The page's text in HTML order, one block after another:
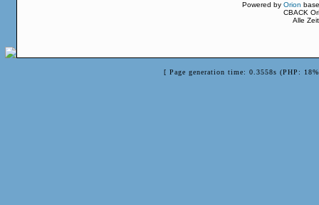
Powered by Orion
CBACK
Alle
[ Page generation time: 0.3558s (PHP: